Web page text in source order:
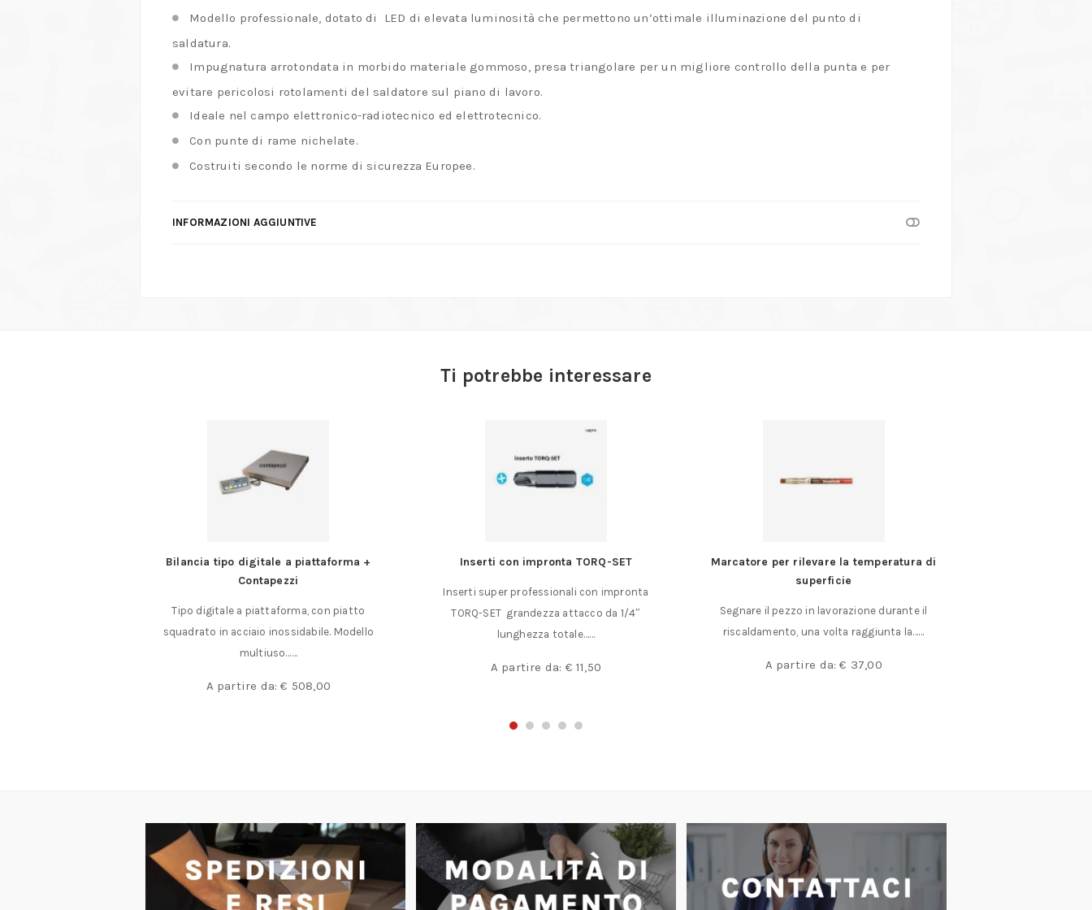
Modello professionale, dotato di LED di elevata luminosità che permettono un’ottimale illuminazione del punto di
saldatura.
Impugnatura arrotondata in morbido materiale gommoso, presa triangolare per un migliore controllo della punta e per
evitare pericolosi rotolamenti del saldatore sul piano di lavoro.
Ideale nel campo elettronico-radiotecnico ed elettrotecnico.
Con punte di rame nichelate.
Costruiti secondo le norme di sicurezza Europee.
INFORMAZIONI AGGIUNTIVE
Ti potrebbe interessare
Bilancia tipo digitale a piattaforma +
Contapezzi
Tipo digitale a piattaforma, con piatto
squadrato in acciaio inossidabile. Modello
multiuso……
A partire da:€ 508,00
Inserti con impronta TORQ-SET
Inserti super professionali con impronta
TORQ-SET grandezza attacco da 1/4″
lunghezza totale……
A partire da: € 11,50
Marcatore per rilevare la temperatura di
superficie
Segnare il pezzo in lavorazione durante il
riscaldamento, una volta raggiunta la……
A partire da:€ 37,00